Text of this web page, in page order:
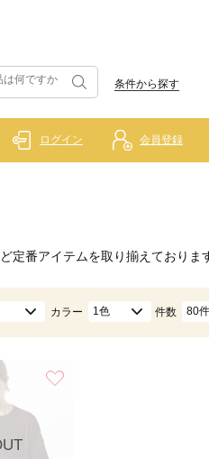
条件から探す
ログイン 会員登録
定番アイテムを取り揃えておりま
カラー 1色 件数 80件